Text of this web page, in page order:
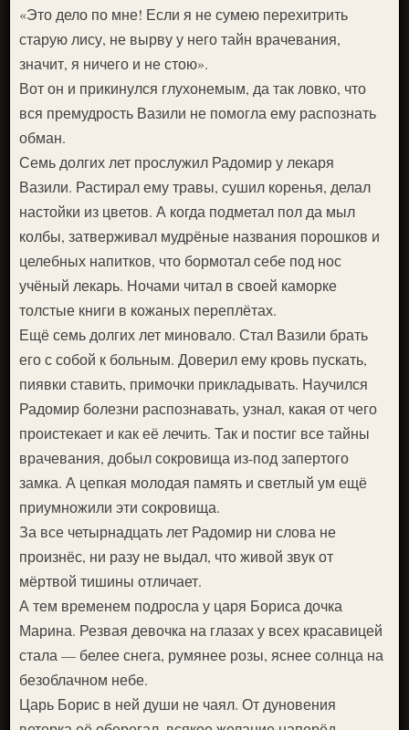
«Это дело по мне! Если я не сумею перехитрить
старую лису, не вырву у него тайн врачевания,
значит, я ничего и не стою».
Вот он и прикинулся глухонемым, да так ловко, что
вся премудрость Вазили не помогла ему распознать
обман.
Семь долгих лет прослужил Радомир у лекаря
Вазили. Растирал ему травы, сушил коренья, делал
настойки из цветов. А когда подметал пол да мыл
колбы, затверживал мудрёные названия порошков и
целебных напитков, что бормотал себе под нос
учёный лекарь. Ночами читал в своей каморке
толстые книги в кожаных переплётах.
Ещё семь долгих лет миновало. Стал Вазили брать
его с собой к больным. Доверил ему кровь пускать,
пиявки ставить, примочки прикладывать. Научился
Радомир болезни распознавать, узнал, какая от чего
проистекает и как её лечить. Так и постиг все тайны
врачевания, добыл сокровища из-под запертого
замка. А цепкая молодая память и светлый ум ещё
приумножили эти сокровища.
За все четырнадцать лет Радомир ни слова не
произнёс, ни разу не выдал, что живой звук от
мёртвой тишины отличает.
А тем временем подросла у царя Бориса дочка
Марина. Резвая девочка на глазах у всех красавицей
стала — белее снега, румянее розы, яснее солнца на
безоблачном небе.
Царь Борис в ней души не чаял. От дуновения